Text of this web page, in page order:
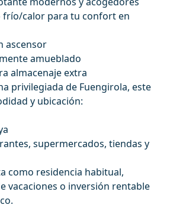
frío/calor para tu confort en
ascensor
amueblado
almacenaje extra
privilegiada de Fuengirola, este
y ubicación:
supermercados, tiendas y
como residencia habitual,
vacaciones o inversión rentable